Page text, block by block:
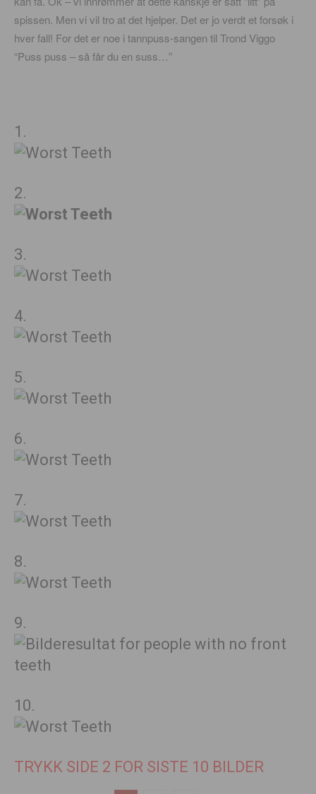
spissen. Men vi vil tro at det hjelper. Det er jo verdt et forsøk i
hver fall! For det er noe i tannpuss-sangen til Trond Viggo
“Puss puss – så får du en suss…”
1.
2.
3.
4.
5.
6.
7.
8.
9.
10.
TRYKK SIDE 2 FOR SISTE 10 BILDER